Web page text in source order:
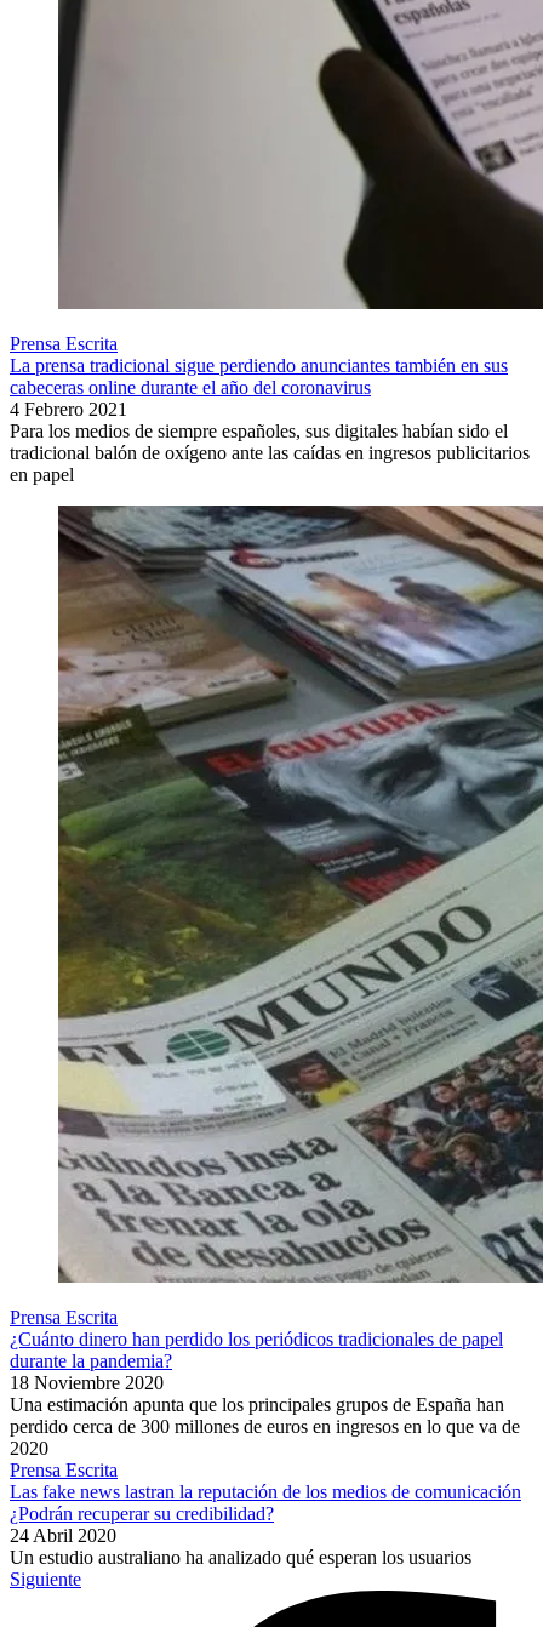
Prensa Escrita
La prensa tradicional sigue perdiendo anunciantes también en sus
cabeceras online durante el año del coronavirus
4 Febrero 2021
Para los medios de siempre españoles, sus digitales habían sido el
tradicional balón de oxígeno ante las caídas en ingresos publicitarios
en papel
Prensa Escrita
¿Cuánto dinero han perdido los periódicos tradicionales de papel
durante la pandemia?
18 Noviembre 2020
Una estimación apunta que los principales grupos de España han
perdido cerca de 300 millones de euros en ingresos en lo que va de
2020
Prensa Escrita
Las fake news lastran la reputación de los medios de comunicación
¿Podrán recuperar su credibilidad?
24 Abril 2020
Un estudio australiano ha analizado qué esperan los usuarios
Siguiente